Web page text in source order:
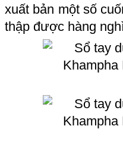
xuất bản một số
thập được hàng